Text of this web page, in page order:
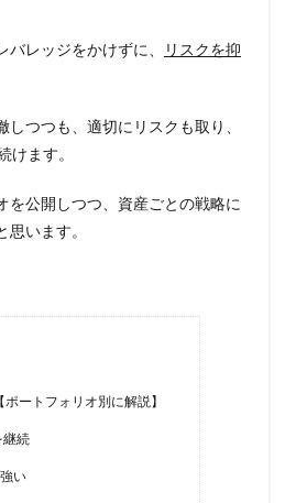
レッジをかけずに、
リスクを抑
つつも、適切にリスクも取り、
けます。
を公開しつつ、資産ごとの戦略に
います。
ートフォリオ別に解説】
継続
い